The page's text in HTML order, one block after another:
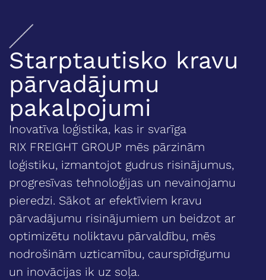
Starptautisko kravu
pārvadājumu
pakalpojumi
Inovatīva loģistika, kas ir svarīga
RIX FREIGHT GROUP mēs pārzinām
loģistiku, izmantojot gudrus risinājumus,
progresīvas tehnoloģijas un nevainojamu
pieredzi. Sākot ar efektīviem kravu
pārvadājumu risinājumiem un beidzot ar
optimizētu noliktavu pārvaldību, mēs
nodrošinām uzticamību, caurspīdīgumu
un inovācijas ik uz soļa.